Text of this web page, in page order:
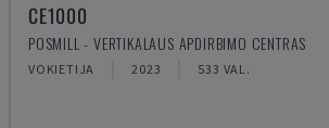
CE1000
POSMILL - VERTIKALAUS APDIRBIMO CENTRAS
VOKIETIJA 2023 533 VAL.